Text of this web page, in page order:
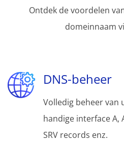
Ontdek de voordelen
domeinnaam
DNS-beheer
Volledig beheer van
handige interface A,
SRV records enz.